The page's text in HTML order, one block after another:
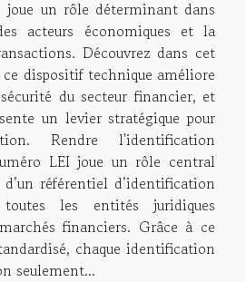
un rôle déterminant dans
acteurs économiques et la
Découvrez dans cet
dispositif technique améliore
du secteur financier, et
un levier stratégique pour
Rendre l'identification
LEI joue un rôle central
référentiel d’identification
les entités juridiques
financiers. Grâce à ce
chaque identification
seulement...